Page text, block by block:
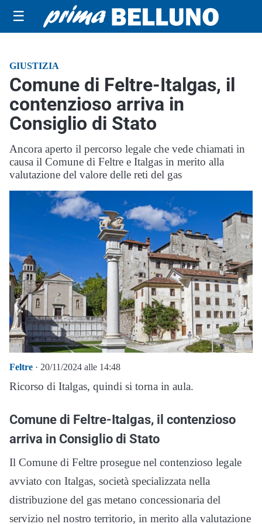
☰
GIUSTIZIA
Comune di Feltre-Italgas, il
contenzioso arriva in
Consiglio di Stato
Ancora aperto il percorso legale che vede chiamati in
causa il Comune di Feltre e Italgas in merito alla
valutazione del valore delle reti del gas
Feltre · 20/11/2024 alle 14:48
Ricorso di Italgas, quindi si torna in aula.
Comune di Feltre-Italgas, il contenzioso
arriva in Consiglio di Stato
Il Comune di Feltre prosegue nel contenzioso legale
avviato con Italgas, società specializzata nella
distribuzione del gas metano concessionaria del
servizio nel nostro territorio, in merito alla valutazione